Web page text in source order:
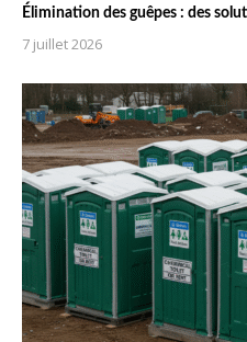
Élimination des guêpes : des
7 juillet 2026